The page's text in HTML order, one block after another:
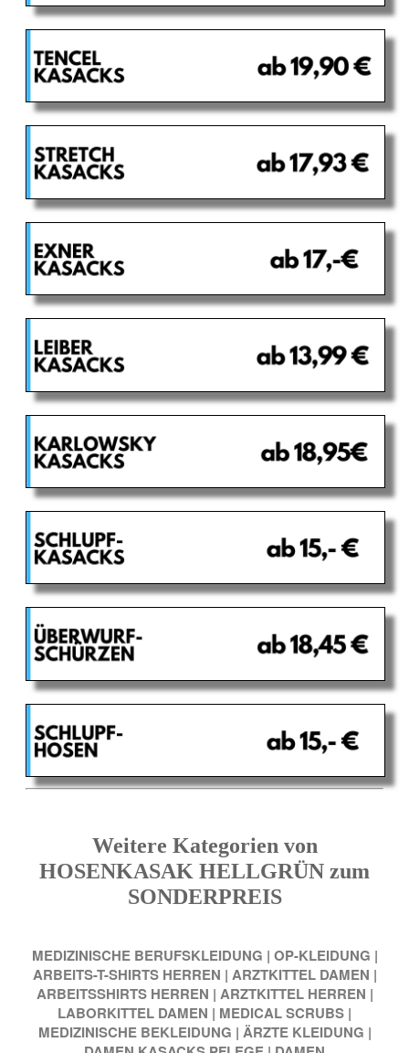
Weitere Kategorien von
HOSENKASAK HELLGRÜN zum
SONDERPREIS
MEDIZINISCHE BERUFSKLEIDUNG | OP-KLEIDUNG |
ARBEITS-T-SHIRTS HERREN | ARZTKITTEL DAMEN |
ARBEITSSHIRTS HERREN | ARZTKITTEL HERREN |
LABORKITTEL DAMEN | MEDICAL SCRUBS |
MEDIZINISCHE BEKLEIDUNG | ÄRZTE KLEIDUNG |